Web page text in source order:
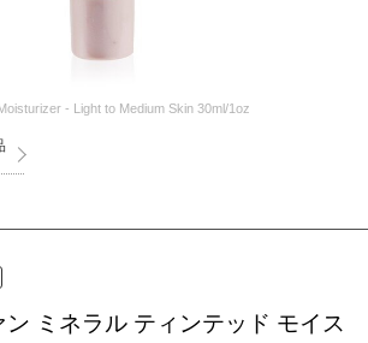
- Light to Medium Skin 30ml/1oz
ミネラル ティンテッド モイス